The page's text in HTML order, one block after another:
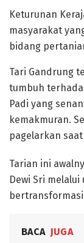
Keturunan
masyarakat
bidang
Tari Gandrung
tumbuh
Padi yang
kemakmuran.
pagelarkan
Tarian ini
Dewi Sri
BACA JUGA